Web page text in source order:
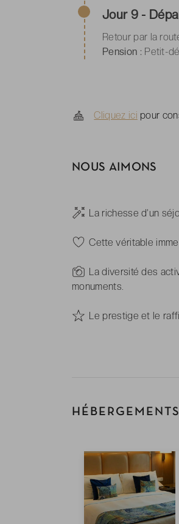
Jour 9 -
Retour par la
Pension : Petit-
Cliquez ici pour
NOUS AIMONS
La richesse d’un
-Cette véritable
La diversité des
monuments.
Le prestige et le
HÉBERGEMENTS